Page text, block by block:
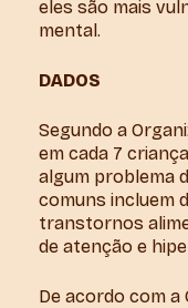
eles são mais
mental.
DADOS
Segundo a
em cada 7
algum problema
comuns incluem
transtornos
de atenção e
De acordo com a